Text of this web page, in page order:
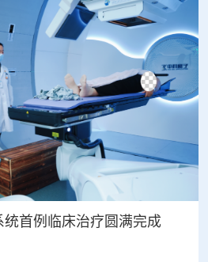
首例临床治疗圆满完成